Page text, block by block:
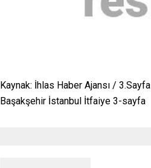
Kaynak: İhlas Haber Ajansı / 3.Sayfa
Başakşehir İstanbul İtfaiye 3-sayfa